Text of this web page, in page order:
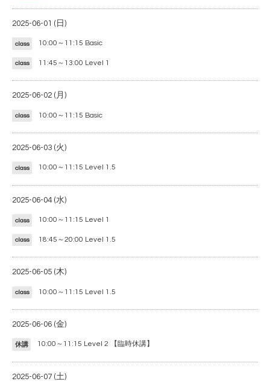
2025-06-01 (日)
class 10:00～11:15 Basic
class 11:45～13:00 Level 1
2025-06-02 (月)
class 10:00～11:15 Basic
2025-06-03 (火)
class 10:00～11:15 Level 1.5
2025-06-04 (水)
class 10:00～11:15 Level 1
class 18:45～20:00 Level 1.5
2025-06-05 (木)
class 10:00～11:15 Level 1.5
2025-06-06 (金)
休講 10:00～11:15 Level 2 【臨時休講】
2025-06-07 (土)